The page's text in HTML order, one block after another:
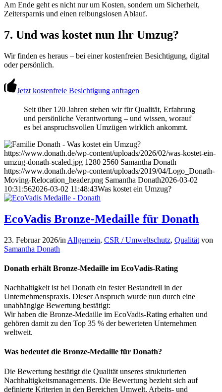
Am Ende geht es nicht nur um Kosten, sondern um Sicherheit,
Zeitersparnis und einen reibungslosen Ablauf.
7. Und was kostet nun Ihr Umzug?
Wir finden es heraus – bei einer kostenfreien Besichtigung, digital
oder persönlich.
Jetzt kostenfreie Besichtigung anfragen
Seit über 120 Jahren stehen wir für Qualität, Erfahrung
und persönliche Verantwortung – und wissen, worauf
es bei anspruchsvollen Umzügen wirklich ankommt.
https://www.donath.de/wp-content/uploads/2026/02/was-kostet-ein-
umzug-donath-scaled.jpg 1280 2560 Samantha Donath
https://www.donath.de/wp-content/uploads/2019/04/Logo_Donath-
Moving-Relocation_header.png Samantha Donath2026-03-02
10:31:562026-03-02 11:48:43Was kostet ein Umzug?
EcoVadis Bronze-Medaille für Donath
23. Februar 2026/in Allgemein, CSR / Umweltschutz, Qualität von
Samantha Donath
Donath erhält Bronze-Medaille im EcoVadis-Rating
Nachhaltigkeit ist bei Donath ein fester Bestandteil in der
Unternehmenspraxis. Dieser Anspruch wurde nun durch eine
unabhängige Bewertung bestätigt:
Wir haben die Bronze-Medaille im EcoVadis-Rating erhalten und
gehören damit zu den Top 35 % der bewerteten Unternehmen
weltweit.
Was bedeutet die Bronze-Medaille für Donath?
Die Bewertung bestätigt die Qualität unseres strukturierten
Nachhaltigkeitsmanagements. Die Bewertung bezieht sich auf
definierte Kriterien in den Bereichen Umwelt, Arbeits- und